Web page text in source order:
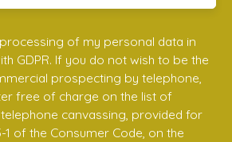
of my personal data in
GDPR. If you do not wish to be the
prospecting by telephone,
free of charge on the list of
canvassing, provided for
1 of the Consumer Code, on the